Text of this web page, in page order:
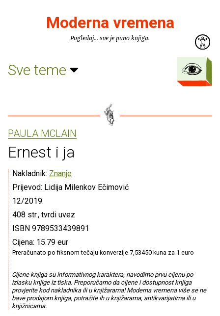
Moderna vremena
Pogledaj... sve je puno knjiga.
Sve teme
PAULA MCLAIN
Ernest i ja
Nakladnik: Znanje
Prijevod: Lidija Milenkov Ečimović
12/2019.
408 str., tvrdi uvez
ISBN 9789533439891
Cijena: 15.79 eur
Preračunato po fiksnom tečaju konverzije 7,53450 kuna za 1 euro
Cijene knjiga su informativnog karaktera, navodimo prvu cijenu po
izlasku knjige iz tiska. Preporučamo da cijene i dostupnost knjiga
provjerite kod nakladnika ili u knjižarama! Moderna vremena više se ne
bave prodajom knjiga, potražite ih u knjižarama, antikvarijatima ili u
knjižnicama.